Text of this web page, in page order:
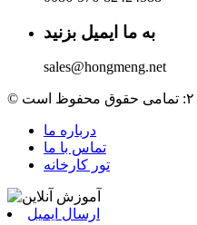
به ما ایمیل بزنید
sales@hongmeng.net
درباره ما
تماس با ما
تور کارخانه
ارسال ایمیل